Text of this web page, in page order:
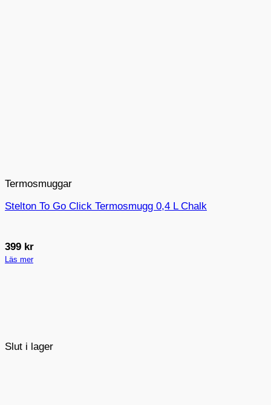
Slut i lager
Termosmuggar
Stelton To Go Click Termosmugg 0,4 L Chalk
399 kr
Läs mer